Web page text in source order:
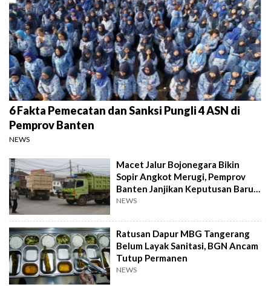
6 Fakta Pemecatan dan Sanksi Pungli 4 ASN di
Pemprov Banten
NEWS
Macet Jalur Bojonegara Bikin
Sopir Angkot Merugi, Pemprov
Banten Janjikan Keputusan Baru 4
Hari Lagi
NEWS
Ratusan Dapur MBG Tangerang
Belum Layak Sanitasi, BGN Ancam
Tutup Permanen
NEWS